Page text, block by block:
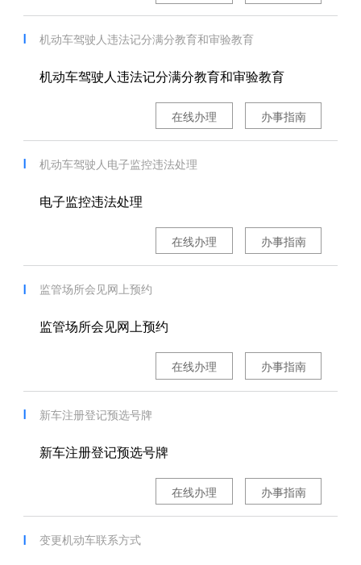
机动车驾驶人违法记分满分教育和审验教育
机动车驾驶人违法记分满分教育和审验教育
办事指南
在线办理
机动车驾驶人电子监控违法处理
电子监控违法处理
办事指南
在线办理
监管场所会见网上预约
监管场所会见网上预约
办事指南
在线办理
新车注册登记预选号牌
新车注册登记预选号牌
办事指南
在线办理
变更机动车联系方式